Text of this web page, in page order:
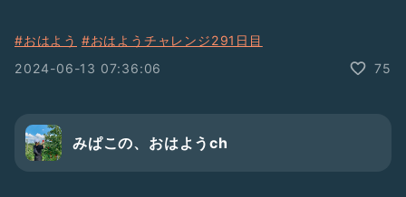
#おはよう #おはようチャレンジ291日目
2024-06-13 07:36:06
75
みぱこの、おはようch